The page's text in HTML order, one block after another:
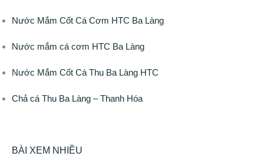
Nước Mắm Cốt Cá Cơm HTC Ba Làng
Nước mắm cá cơm HTC Ba Làng
Nước Mắm Cốt Cá Thu Ba Làng HTC
Chả cá Thu Ba Làng – Thanh Hóa
BÀI XEM NHIỀU